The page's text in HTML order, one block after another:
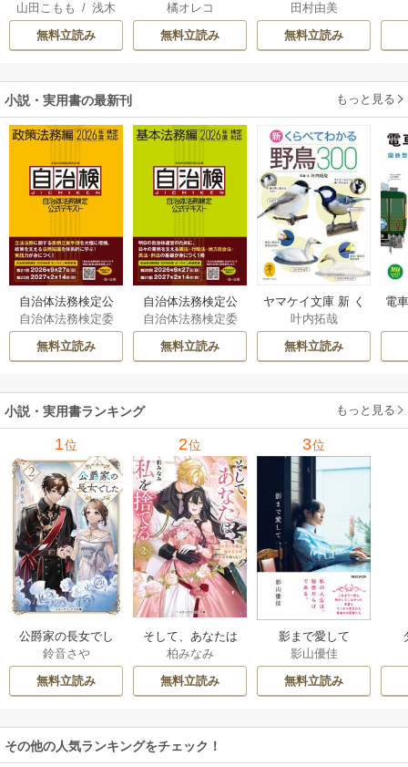
人ですが、いつの
間にか花嫁として
溺愛されています
山田こもも /浅木
伊都/SNC
無料立読み
橘オレコ
無料立読み
れ
田村由美
無料立読み
小説・実用書の最新刊 もっと見る
自治体法務検定公
式テキスト 政策
法務編 ２０２６
年度検定対応 1巻
自治体法務検定委
員会
無料立読み
自治体法務検定公
式テキスト 基本
法務編 ２０２６
年度検定対応 1巻
自治体法務検定委
員会
無料立読み
ヤマケイ文庫 新 く
らべてわかる野鳥3
00 1巻
叶内拓哉
無料立読み
電
小説・実用書ランキング もっと見る
1位
公爵家の長女でし
た
鈴音さや
無料立読み
2位
そして、あなたは
私を捨てる
柏みなみ
無料立読み
3位
影まで愛して
影山優佳
無料立読み
その他の人気ランキングをチェック！